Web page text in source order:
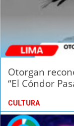
Otorgan
“El Cóndor
CULTURA